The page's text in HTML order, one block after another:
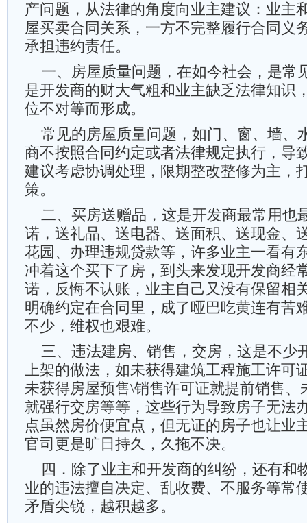
产问题，从法律的角度向业主建议：业主
屋买卖合同关系，一方不完整履行合同义
承担违约责任。
一、房屋质量问题，在如今社会，是常
是开发商的财大气粗和业主缺乏法律知识
位不对等而形成。
常见的房屋质量问题，如门、窗、墙、
商不按照合同约定或者法律规定执行，导
建议考虑协调处理，限期整改整修为主，
策。
二、买房送赠品，这是开发商最常用也
诺，送礼品、送电器、送面积、送现金、
花园、办理违规贷款等，许多业主一看有
冲着这个买下了房，到头来发现开发商经
诺，反悔不认账，业主自己又没有保留相
明确约定在合同里，成了哑巴吃黄连有苦
不少，维权也艰难。
三、违法建房、销售，交房，这是不少
上架的做法，如未获得建筑工程施工许可
未获得房屋预售\销售许可证就提前销售、
就强行交房等等，这些行为导致房子无法
点虽然房价便宜点，但无证的房子也让业
官司更是旷日持久，久拖不决。
四．除了业主和开发商的纠纷，还有和
业的违法擅自决定、乱收费、不服务等常
矛盾尖锐，越积越多。